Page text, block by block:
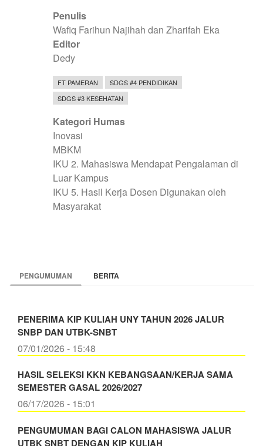
Penulis
Wafiq Farihun Najihah dan Zharifah Eka
Editor
Dedy
FT PAMERAN
SDGS #4 PENDIDIKAN
SDGS #3 KESEHATAN
Kategori Humas
Inovasi
MBKM
IKU 2. Mahasiswa Mendapat Pengalaman di
Luar Kampus
IKU 5. Hasil Kerja Dosen Digunakan oleh
Masyarakat
PENGUMUMAN BERITA
PENERIMA KIP KULIAH UNY TAHUN 2026 JALUR
SNBP DAN UTBK-SNBT
07/01/2026 - 15:48
HASIL SELEKSI KKN KEBANGSAAN/KERJA SAMA
SEMESTER GASAL 2026/2027
06/17/2026 - 15:01
PENGUMUMAN BAGI CALON MAHASISWA JALUR
UTBK SNBT DENGAN KIP KULIAH